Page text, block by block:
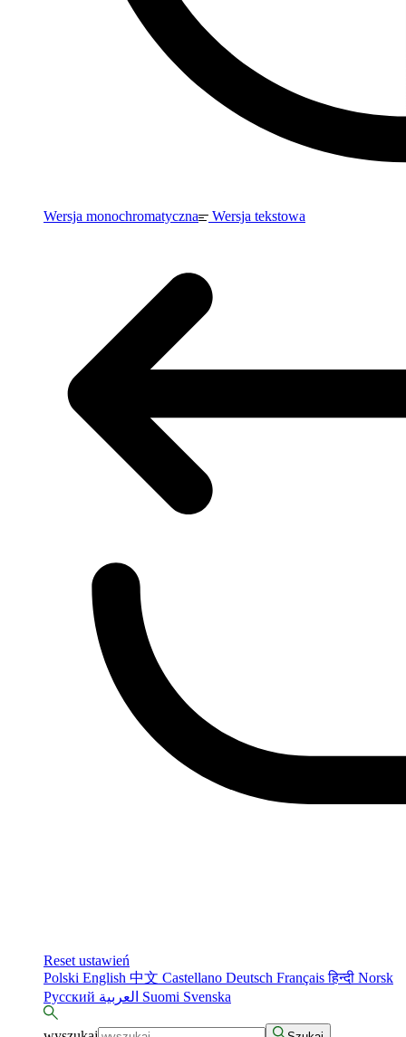
Wersja monochromatyczna Wersja tekstowa
Reset ustawień
Polski English 中文 Castellano Deutsch Françaisहिन्दी Norsk
Русский
Suomi Svenska